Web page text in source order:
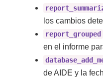
los cambios
report_grouped
en el informe
de AIDE y la